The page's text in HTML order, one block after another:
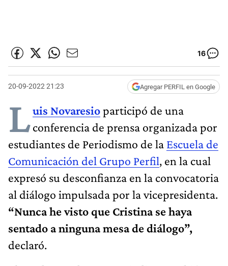
16
20-09-2022 21:23 Agregar PERFIL en Google
Luis Novaresioparticipó de una
conferencia de prensa organizada por
estudiantes de Periodismo de la Escuela de
Comunicación del Grupo Perfil, en la cual
expresó su desconfianza en la convocatoria
al diálogo impulsada por la vicepresidenta.
“Nunca he visto que Cristina se haya
sentado a ninguna mesa de diálogo”,
declaró.